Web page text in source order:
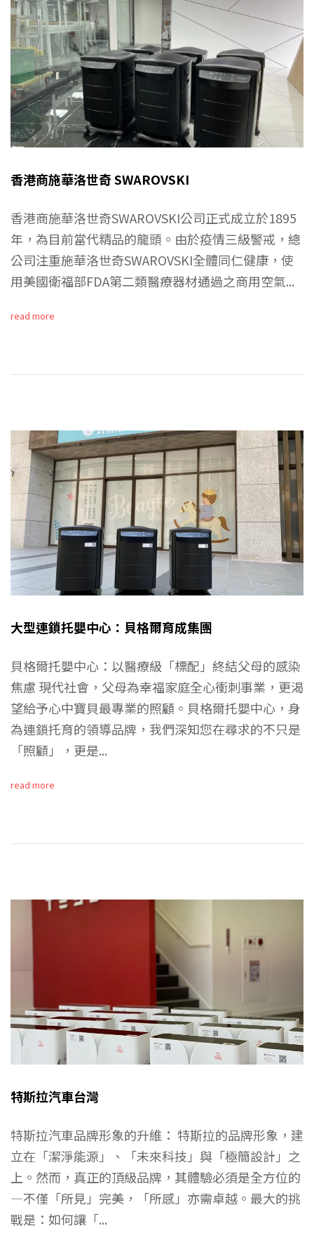
香港商施華洛世奇 SWAROVSKI
香港商施華洛世奇SWAROVSKI公司正式成立於1895
年，為目前當代精品的龍頭。由於疫情三級警戒，總
公司注重施華洛世奇SWAROVSKI全體同仁健康，使
用美國衛福部FDA第二類醫療器材通過之商用空氣...
read more
大型連鎖托嬰中心：貝格爾育成集團
貝格爾托嬰中心：以醫療級「標配」終結父母的感染
焦慮 現代社會，父母為幸福家庭全心衝刺事業，更渴
望給予心中寶貝最專業的照顧。貝格爾托嬰中心，身
為連鎖托育的領導品牌，我們深知您在尋求的不只是
「照顧」，更是...
read more
特斯拉汽車台灣
特斯拉汽車品牌形象的升維： 特斯拉的品牌形象，建
立在「潔淨能源」、「未來科技」與「極簡設計」之
上。然而，真正的頂級品牌，其體驗必須是全方位的
—不僅「所見」完美，「所感」亦需卓越。最大的挑
戰是：如何讓「...